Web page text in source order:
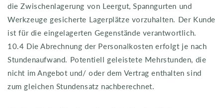
die Zwischenlagerung von Leergut, Spanngurten und
Werkzeuge gesicherte Lagerplätze vorzuhalten. Der Kunde
ist für die eingelagerten Gegenstände verantwortlich.
10.4 Die Abrechnung der Personalkosten erfolgt je nach
Stundenaufwand. Potentiell geleistete Mehrstunden, die
nicht im Angebot und/ oder dem Vertrag enthalten sind
zum gleichen Stundensatz nachberechnet.